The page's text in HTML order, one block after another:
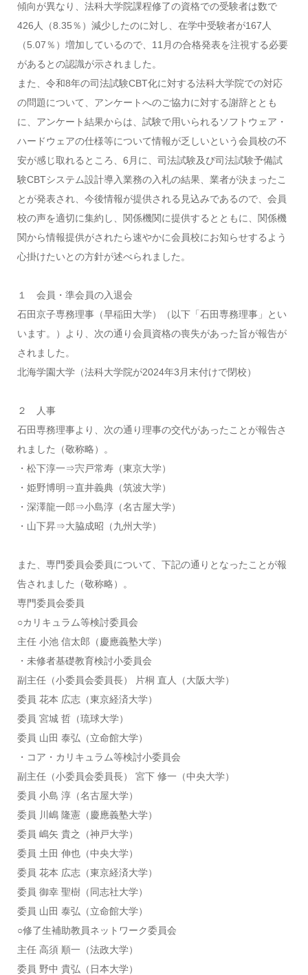
傾向が異なり、法科大学院課程修了の資格での受験者は数で
426人（8.35％）減少したのに対し、在学中受験者が167人
（5.07％）増加しているので、11月の合格発表を注視する必要
があるとの認識が示されました。
また、令和8年の司法試験CBT化に対する法科大学院での対応
の問題について、アンケートへのご協力に対する謝辞ととも
に、アンケート結果からは、試験で用いられるソフトウェア・
ハードウェアの仕様等について情報が乏しいという会員校の不
安が感じ取れるところ、6月に、司法試験及び司法試験予備試
験CBTシステム設計導入業務の入札の結果、業者が決まったこ
とが発表され、今後情報が提供される見込みであるので、会員
校の声を適切に集約し、関係機関に提供するとともに、関係機
関から情報提供がされたら速やかに会員校にお知らせするよう
心掛けたいとの方針が述べられました。
１ 会員・準会員の入退会
石田京子専務理事（早稲田大学）（以下「石田専務理事」とい
います。）より、次の通り会員資格の喪失があった旨が報告が
されました。
北海学園大学（法科大学院が2024年3月末付けで閉校）
２ 人事
石田専務理事より、次の通り理事の交代があったことが報告さ
れました（敬称略）。
・松下淳一⇒宍戸常寿（東京大学）
・姫野博明⇒直井義典（筑波大学）
・深澤龍一郎⇒小島淳（名古屋大学）
・山下昇⇒大脇成昭（九州大学）
また、専門委員会委員について、下記の通りとなったことが報
告されました（敬称略）。
専門委員会委員
○カリキュラム等検討委員会
主任 小池 信太郎（慶應義塾大学）
・未修者基礎教育検討小委員会
副主任（小委員会委員長） 片桐 直人（大阪大学）
委員 花本 広志（東京経済大学）
委員 宮城 哲（琉球大学）
委員 山田 泰弘（立命館大学）
・コア・カリキュラム等検討小委員会
副主任（小委員会委員長） 宮下 修一（中央大学）
委員 小島 淳（名古屋大学）
委員 川嶋 隆憲（慶應義塾大学）
委員 嶋矢 貴之（神戸大学）
委員 土田 伸也（中央大学）
委員 花本 広志（東京経済大学）
委員 御幸 聖樹（同志社大学）
委員 山田 泰弘（立命館大学）
○修了生補助教員ネットワーク委員会
主任 高須 順一（法政大学）
委員 野中 貴弘（日本大学）